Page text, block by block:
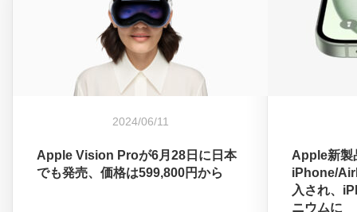
2024/06/11
Apple Vision Proが6月28日に日本
でも発売、価格は599,800円から
Apple新製
iPhone/
入され、
ニウムに